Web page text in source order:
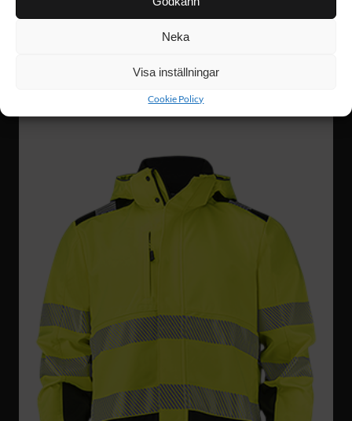
Neka
Visa inställningar
Cookie Policy